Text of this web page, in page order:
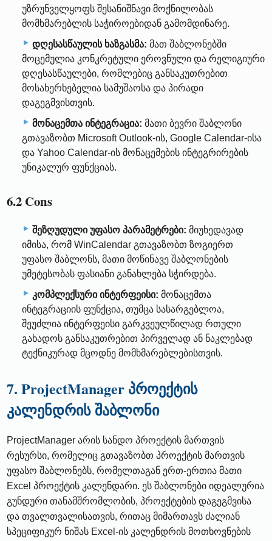
უზრუნველყოფს შესანიშნავი მოქნილობას
მომხმარებლის საჭიროებიდან გამომდინარე.
დღესასწაულის ხაზგასმა: მათ შაბლონებში
მოცემულია კონკრეტული ეროვნული და რელიგიური
დღესასწაულები, რომლებიც განსაკუთრებით
მოსახერხებელია სამუშაოსა და პირადი
დაგეგმვისთვის.
მონაცემთა ინტეგრაცია: მათი ბევრი შაბლონი
გთავაზობთ Microsoft Outlook-ის, Google Calendar-ისა
და Yahoo Calendar-ის მონაცემების ინტეგრირების
უნიკალურ ფუნქციას.
6.2 Cons
შეზღუდული უფასო პარამეტრები: მიუხედავად
იმისა, რომ WinCalendar გთავაზობთ ზოგიერთ
უფასო შაბლონს, მათი მოწინავე შაბლონების
უმეტესობას ფასიანი განახლება სჭირდება.
კომპლექსური ინტერფეისი: მონაცემთა
ინტეგრაციის ფუნქცია, თუმცა სასარგებლოა,
შეუძლია ინტერფეისი გარკვეულწილად რთული
გახადოს განსაკუთრებით პირველად ან ნაკლებად
ტექნიკურად მცოდნე მომხმარებლებისთვის.
7. ProjectManager პროექტის
კალენდრის შაბლონი
ProjectManager არის სანდო პროექტის მართვის
რესურსი, რომელიც გთავაზობთ პროექტის მართვის
უფასო შაბლონებს, რომელთაგან ერთ-ერთია მათი
Excel პროექტის კალენდარი. ეს შაბლონები იდეალურია
გუნდური თანამშრომლობის, პროექტების დაგეგმვისა
და თვალთვალისათვის, რითაც მიმართავს ძალიან
სპეციფიკურ ნიშას Excel-ის კალენდრის მოთხოვნების